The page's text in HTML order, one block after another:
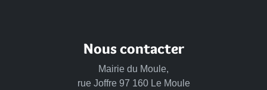
Nous contacter
Mairie du Moule,
rue Joffre 97 160 Le Moule